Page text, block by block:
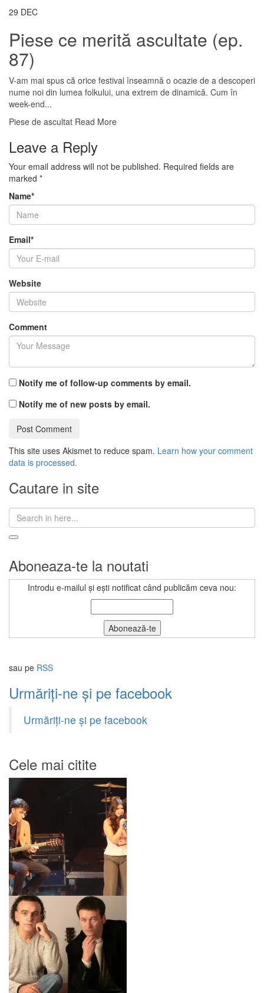
29 DEC
Piese ce merită ascultate (ep.
87)
V-am mai spus că orice festival înseamnă o ocazie de a descoperi
nume noi din lumea folkului, una extrem de dinamică. Cum în
week-end...
Piese de ascultat Read More
Leave a Reply
Your email address will not be published. Required fields are
marked *
Name*
Email*
Website
Comment
Notify me of follow-up comments by email.
Notify me of new posts by email.
This site uses Akismet to reduce spam. Learn how your comment
data is processed.
Cautare in site
Search
for:
Aboneaza-te la noutati
Introdu e-mailul și ești notificat când publicăm ceva nou:
sau pe RSS
Urmăriți-ne și pe facebook
Urmăriți-ne și pe facebook
Cele mai citite